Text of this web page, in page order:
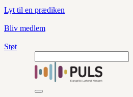
Lyt til en prædiken
Bliv medlem
Støt